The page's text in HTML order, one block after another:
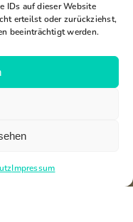
IDs auf dieser Website
erteilst oder zurückziehst,
beeinträchtigt werden.
Impressum